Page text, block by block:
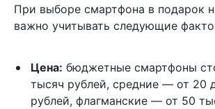
При выборе смартфона в подарок
важно учитывать следующие
Цена: бюджетные смартфоны
тысяч рублей, средние — от 20
рублей, флагманские — от 50